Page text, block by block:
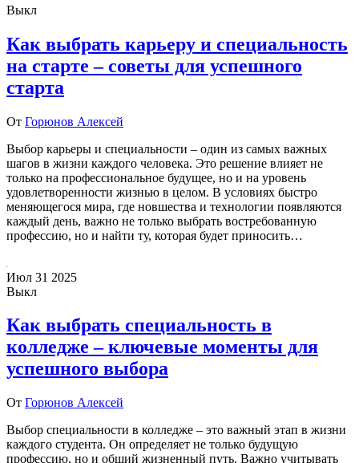
Выкл
Как выбрать карьеру и специальность
на старте – советы для успешного
старта
От Горюнов Алексей
Выбор карьеры и специальности – один из самых важных
шагов в жизни каждого человека. Это решение влияет не
только на профессиональное будущее, но и на уровень
удовлетворенности жизнью в целом. В условиях быстро
меняющегося мира, где новшества и технологии появляются
каждый день, важно не только выбрать востребованную
профессию, но и найти ту, которая будет приносить…
Июл 31 2025
Выкл
Как выбрать специальность в
колледже – ключевые моменты для
успешного выбора
От Горюнов Алексей
Выбор специальности в колледже – это важный этап в жизни
каждого студента. Он определяет не только будущую
профессию, но и общий жизненный путь. Важно учитывать